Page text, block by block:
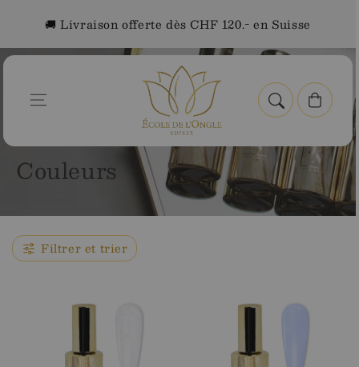
contenu🚚 Livraison offerte dès CHF 120.- en Suisse
Panier
C
l
l
Couleurs
Filtrer et trier